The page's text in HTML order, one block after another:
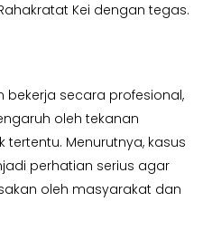
Kei dengan tegas.
bekerja secara profesional,
oleh tekanan
Menurutnya, kasus
perhatian serius agar
oleh masyarakat dan